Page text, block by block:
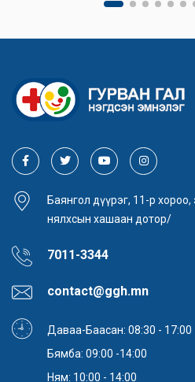
Баянгол дүүрэг, 11-р
нялхсын хашаан дотор/
7011-3344
contact@ggh.mn
Даваа-Баасан: 08:30 - 17:00
Бямба: 09:00 -14:00
Ням: 10:00 - 14:00